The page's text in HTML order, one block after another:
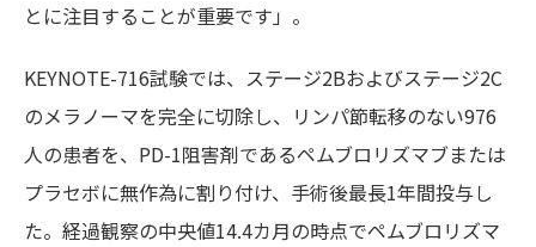
とに注目することが重要です」。
KEYNOTE-716試験では、ステージ2Bおよびステージ2C
のメラノーマを完全に切除し、リンパ節転移のない976
人の患者を、PD-1阻害剤であるペムブロリズマブまたは
プラセボに無作為に割り付け、手術後最長1年間投与し
た。経過観察の中央値14.4カ月の時点でペムブロリズマ